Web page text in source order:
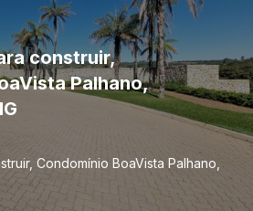
construir,
Palhano,
Condomínio BoaVista Palhano,